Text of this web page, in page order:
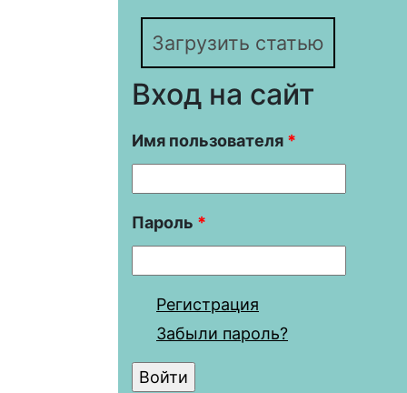
Загрузить статью
Вход на сайт
Имя пользователя *
Пароль *
Регистрация
Забыли пароль?